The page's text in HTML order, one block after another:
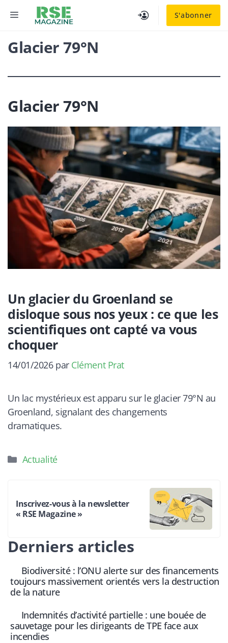
S'abonner
MENU
Glacier 79°N
Glacier 79°N
Un glacier du Groenland se
disloque sous nos yeux : ce que les
scientifiques ont capté va vous
choquer
14/01/2026 par Clément Prat
Un lac mystérieux est apparu sur le glacier 79°N au
Groenland, signalant des changements
dramatiques.
Catégories
Actualité
Inscrivez-vous à la newsletter
« RSE Magazine »
Derniers articles
Biodiversité : l’ONU alerte sur des financements
toujours massivement orientés vers la destruction
de la nature
Indemnités d’activité partielle : une bouée de
sauvetage pour les dirigeants de TPE face aux
incendies